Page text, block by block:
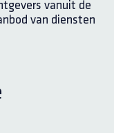
vanuit de
van diensten